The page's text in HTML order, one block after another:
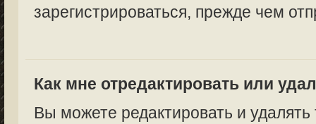
зарегистрироваться, прежде чем
Как мне отредактировать или
Вы можете редактировать и